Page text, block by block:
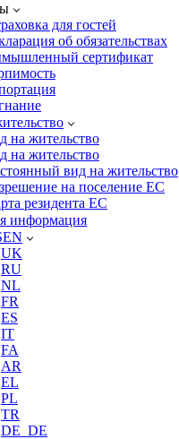
для гостей
об обязательствах
сертификат
на жительство
на жительство
вид на жительство
на поселение ЕС
резидента ЕС
информация
EN
UK
RU
NL
FR
ES
IT
FA
AR
EL
PL
TR
DE_DE